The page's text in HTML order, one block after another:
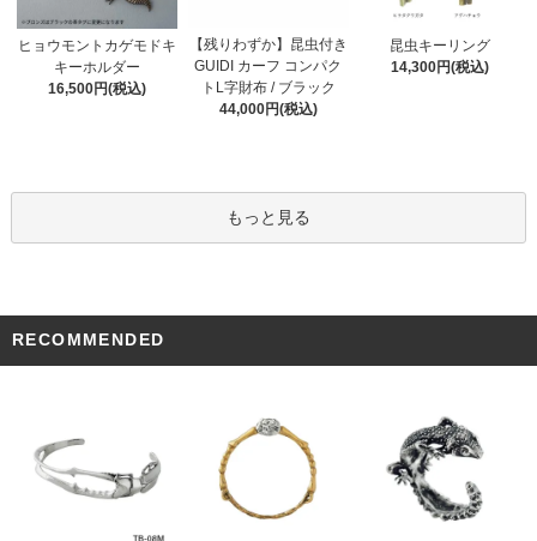
ヒョウモントカゲモドキ
キーホルダー
16,500円(税込)
【残りわずか】昆虫付き
GUIDI カーフ コンパク
トL字財布 / ブラック
44,000円(税込)
昆虫キーリング
14,300円(税込)
もっと見る
RECOMMENDED